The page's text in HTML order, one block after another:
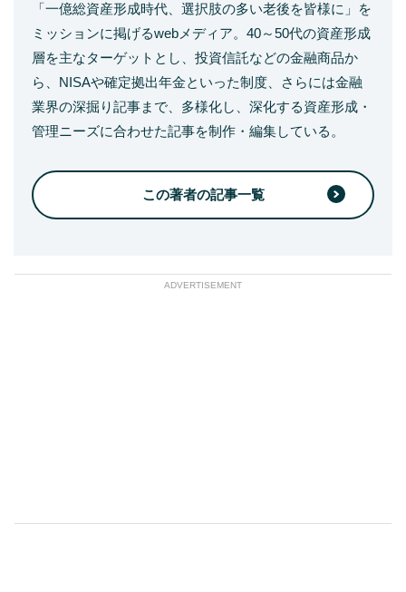
「一億総資産形成時代、選択肢の多い老後を皆様に」を
ミッションに掲げるwebメディア。40～50代の資産形成
層を主なターゲットとし、投資信託などの金融商品か
ら、NISAや確定拠出年金といった制度、さらには金融
業界の深掘り記事まで、多様化し、深化する資産形成・
管理ニーズに合わせた記事を制作・編集している。
この著者の記事一覧
ADVERTISEMENT